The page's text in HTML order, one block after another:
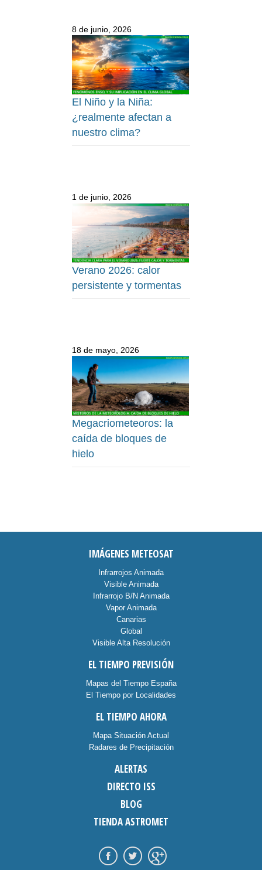
8 de junio, 2026
El Niño y la Niña:
¿realmente afectan a
nuestro clima?
1 de junio, 2026
Verano 2026: calor
persistente y tormentas
18 de mayo, 2026
Megacriometeoros: la
caída de bloques de
hielo
IMÁGENES METEOSAT
Infrarrojos Animada
Visible Animada
Infrarrojo B/N Animada
Vapor Animada
Canarias
Global
Visible Alta Resolución
EL TIEMPO PREVISIÓN
Mapas del Tiempo España
El Tiempo por Localidades
EL TIEMPO AHORA
Mapa Situación Actual
Radares de Precipitación
ALERTAS
DIRECTO ISS
BLOG
TIENDA ASTROMET